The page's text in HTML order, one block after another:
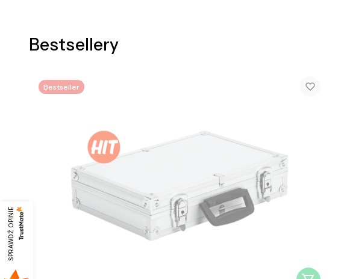
Bestsellery
Bestseller
SPRAWDŹ OPINIE